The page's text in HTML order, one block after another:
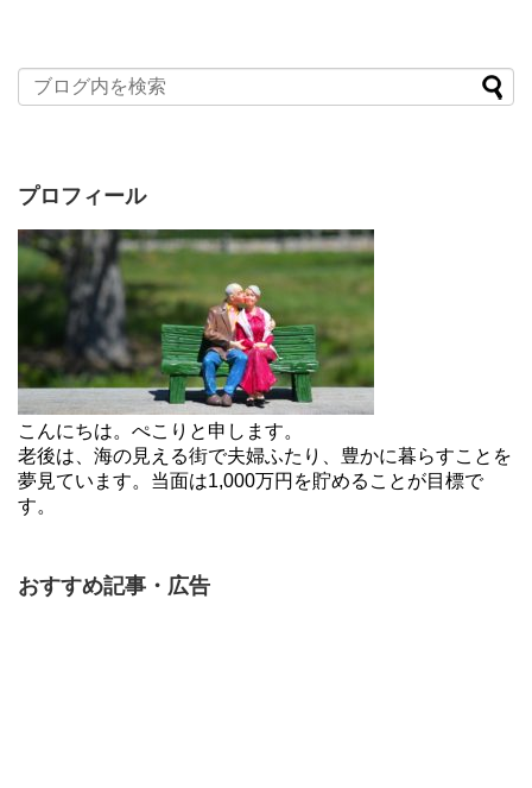
プロフィール
こんにちは。ぺこりと申します。
老後は、海の見える街で夫婦ふたり、豊かに暮らすことを
夢見ています。当面は1,000万円を貯めることが目標で
す。
おすすめ記事・広告